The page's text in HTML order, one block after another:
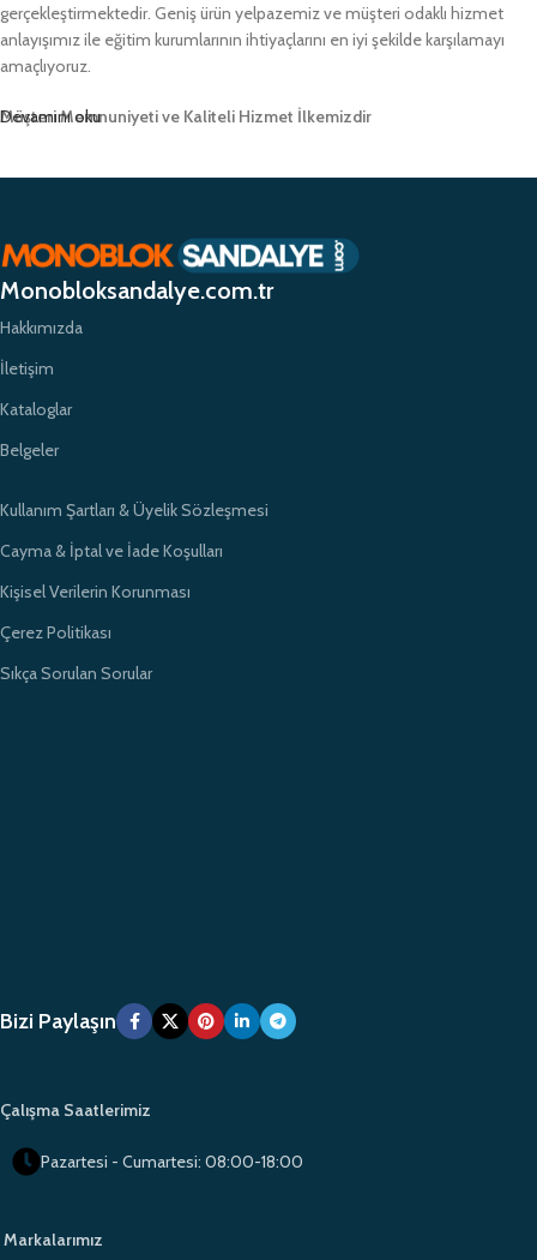
gerçekleştirmektedir. Geniş ürün yelpazemiz ve müşteri odaklı hizmet
anlayışımız ile eğitim kurumlarının ihtiyaçlarını en iyi şekilde karşılamayı
amaçlıyoruz.
Müşteri Memnuniyeti ve Kaliteli Hizmet İlkemizdir
zamanında teslimat garantimizle eğitim kurumlarının ihtiyaçlarına hızlı ve
etkili çözümler sunarak sektörde öncü bir konumda yer almayı
amaçlıyoruz.
Devamını oku
Monobloksandalye.com.tr
Hakkımızda
İletişim
Kataloglar
Belgeler
Kullanım Şartları & Üyelik Sözleşmesi
Cayma & İptal ve İade Koşulları
Kişisel Verilerin Korunması
Çerez Politikası
Sıkça Sorulan Sorular
Bizi Paylaşın
Çalışma Saatlerimiz
Pazartesi - Cumartesi: 08:00-18:00
Markalarımız